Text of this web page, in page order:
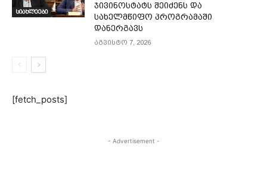
სიახლეები
ჯივინოსტატს შეიძენს და
სახელმწიფო პროგრამაში
დანერგავს
აგვისტო 7, 2026
[fetch_posts]
- Advertisement -